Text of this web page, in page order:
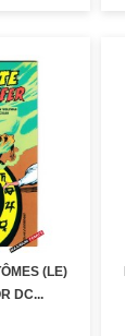
(LE)
DC...